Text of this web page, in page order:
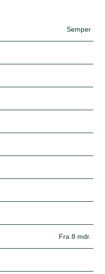
Semper
Fra 8 mdr.